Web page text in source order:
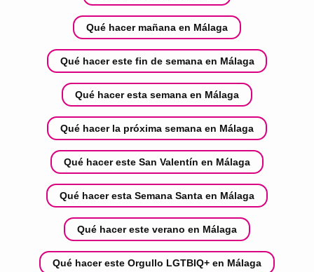
Qué hacer mañana en Málaga
Qué hacer este fin de semana en Málaga
Qué hacer esta semana en Málaga
Qué hacer la próxima semana en Málaga
Qué hacer este San Valentín en Málaga
Qué hacer esta Semana Santa en Málaga
Qué hacer este verano en Málaga
Qué hacer este Orgullo LGTBIQ+ en Málaga